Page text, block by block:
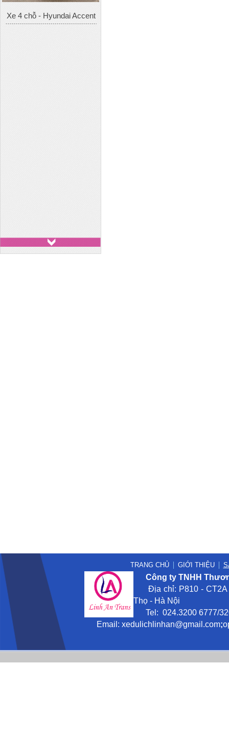
Xe 7 chỗ - Toyota Innova
TRANG CHỦ GIỚI THIỆU
Công ty TNHH
Địa chỉ: P810 - CT2A
Thọ - Hà Nội
Tel: 024.3200 6777/
Email: xedulichlinhan@gmail .com;